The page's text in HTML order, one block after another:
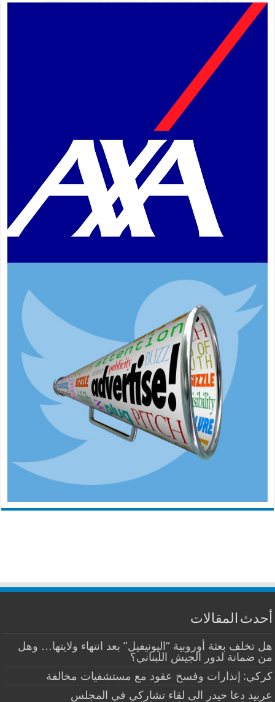
أحدث المقالات
هل تخلف بعثة أوروبية “اليونيفيل” بعد انتهاء ولايتها… وهل
من ضمانة لدور الجيش اللبناني؟
كركي: إنذارات وفسخ عقود مع مستشفيات مخالفة
عربيد دعا حيدر الى لقاء تشاركي في المجلس